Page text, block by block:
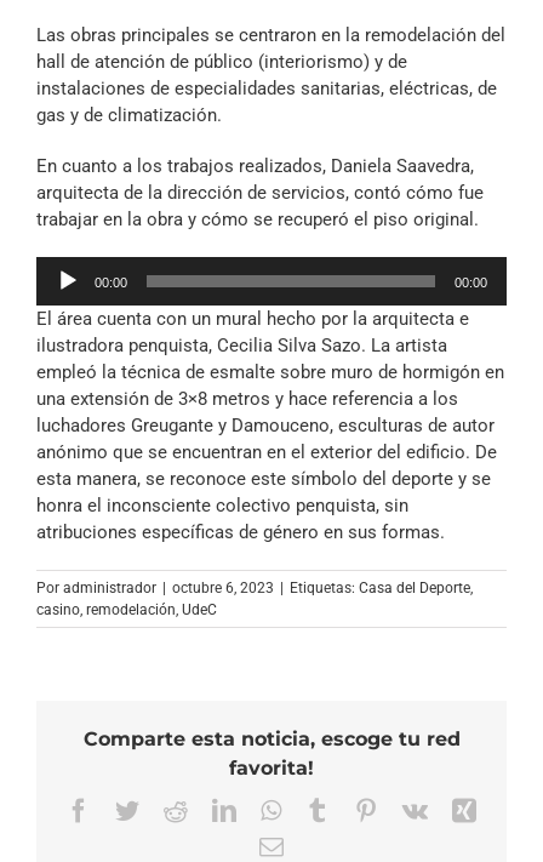
Las obras principales se centraron en la remodelación del
hall de atención de público (interiorismo) y de
instalaciones de especialidades sanitarias, eléctricas, de
gas y de climatización.
En cuanto a los trabajos realizados, Daniela Saavedra,
arquitecta de la dirección de servicios, contó cómo fue
trabajar en la obra y cómo se recuperó el piso original.
Reproductor
audio
00:00 00:00
El área cuenta con un mural hecho por la arquitecta e
ilustradora penquista, Cecilia Silva Sazo. La artista
empleó la técnica de esmalte sobre muro de hormigón en
una extensión de 3×8 metros y hace referencia a los
luchadores Greugante y Damouceno, esculturas de autor
anónimo que se encuentran en el exterior del edificio. De
esta manera, se reconoce este símbolo del deporte y se
honra el inconsciente colectivo penquista, sin
atribuciones específicas de género en sus formas.
Por administrador octubre 6, 2023 Etiquetas: Casa del Deporte,
casino, remodelación, UdeC
Comparte esta noticia, escoge tu red
favorita!
Facebook
TwitterRedditLinkedInWhatsApp
TumblrPinterest
Vk
Correo